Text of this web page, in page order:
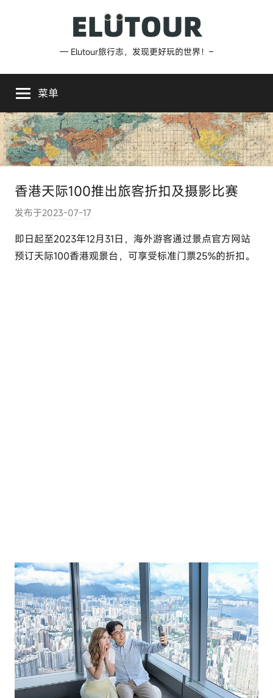
Elutour
旅
行
志
— Elutour旅行志，发现更好玩的世界！–
菜单
香港天际100推出旅客折扣及摄影比赛
发布于2023-07-17
:
e
即日起至2023年12月31日，海外游客通过景点官方网站
预订天际100香港观景台，可享受标准门票25%的折扣。